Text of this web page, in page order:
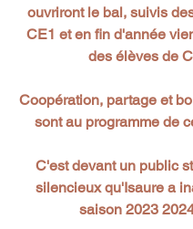
ouvriront le bal, suivis
CE1 et en fin d'année
des élèves de
Coopération, partage et
sont au programme de
C'est devant un public
silencieux qu'Isaure a
saison 2023